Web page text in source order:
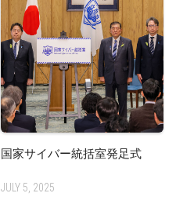
国家サイバー統括室発足式
JULY 5, 2025